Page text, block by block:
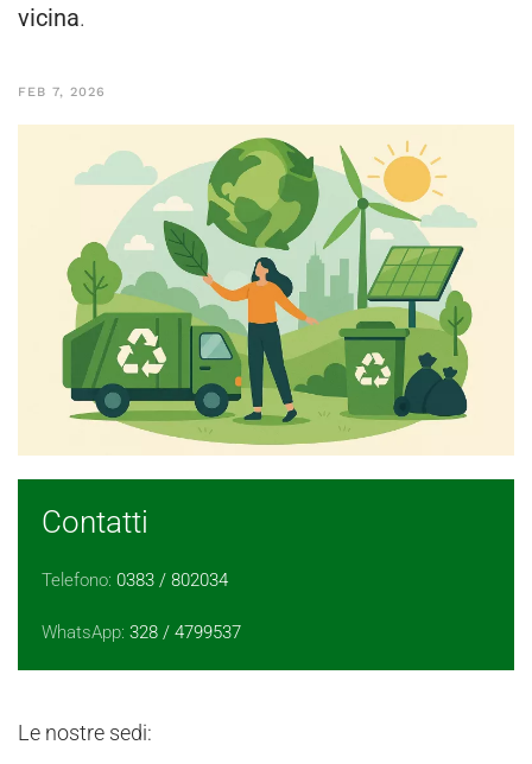
vicina.
FEB 7, 2026
Contatti
Telefono: 0383 / 802034
WhatsApp: 328 / 4799537
Le nostre sedi: